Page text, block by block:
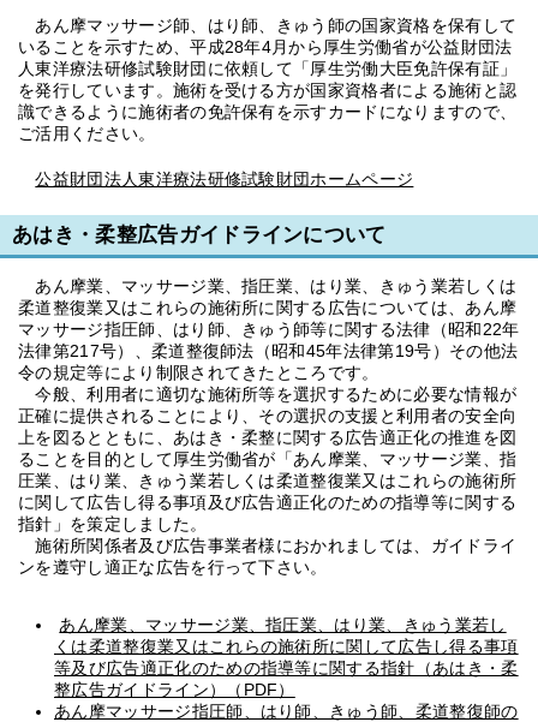
あん摩マッサージ師、はり師、きゅう師の国家資格を保有して
いることを示すため、平成28年4月から厚生労働省が公益財団法
人東洋療法研修試験財団に依頼して「厚生労働大臣免許保有証」
を発行しています。施術を受ける方が国家資格者による施術と認
識できるように施術者の免許保有を示すカードになりますので、
ご活用ください。
公益財団法人東洋療法研修試験財団ホームページ
あはき・柔整広告ガイドラインについて
あん摩業、マッサージ業、指圧業、はり業、きゅう業若しくは
柔道整復業又はこれらの施術所に関する広告については、あん摩
マッサージ指圧師、はり師、きゅう師等に関する法律（昭和22年
法律第217号）、柔道整復師法（昭和45年法律第19号）その他法
令の規定等により制限されてきたところです。
今般、利用者に適切な施術所等を選択するために必要な情報が
正確に提供されることにより、その選択の支援と利用者の安全向
上を図るとともに、あはき・柔整に関する広告適正化の推進を図
ることを目的として厚生労働省が「あん摩業、マッサージ業、指
圧業、はり業、きゅう業若しくは柔道整復業又はこれらの施術所
に関して広告し得る事項及び広告適正化のための指導等に関する
指針」を策定しました。
施術所関係者及び広告事業者様におかれましては、ガイドライ
ンを遵守し適正な広告を行って下さい。
あん摩業、マッサージ業、指圧業、はり業、きゅう業若し
くは柔道整復業又はこれらの施術所に関して広告し得る事項
等及び広告適正化のための指導等に関する指針（あはき・柔
整広告ガイドライン）（PDF）
あん摩マッサージ指圧師、はり師、きゅう師、柔道整復師の